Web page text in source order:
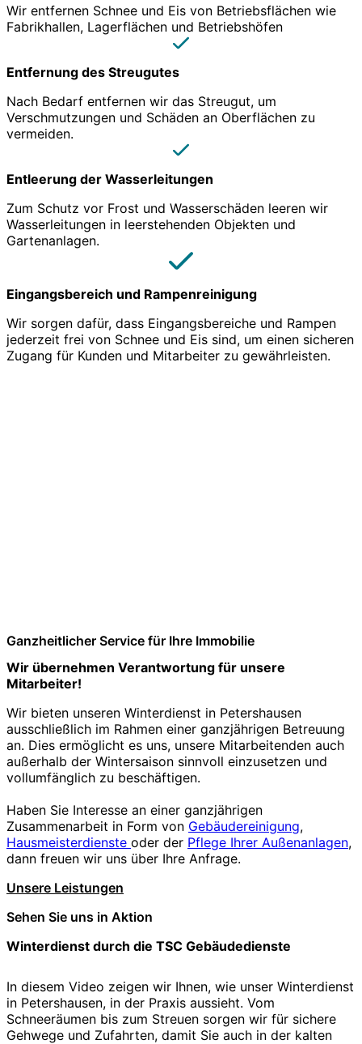
Wir entfernen Schnee und Eis von Betriebsflächen wie
Fabrikhallen, Lagerflächen und Betriebshöfen
Entfernung des Streugutes
Nach Bedarf entfernen wir das Streugut, um
Verschmutzungen und Schäden an Oberflächen zu
vermeiden.
Entleerung der Wasserleitungen
Zum Schutz vor Frost und Wasserschäden leeren wir
Wasserleitungen in leerstehenden Objekten und
Gartenanlagen.
Eingangsbereich und Rampenreinigung
Wir sorgen dafür, dass Eingangsbereiche und Rampen
jederzeit frei von Schnee und Eis sind, um einen sicheren
Zugang für Kunden und Mitarbeiter zu gewährleisten.
Ganzheitlicher Service für Ihre Immobilie
Wir übernehmen Verantwortung für unsere
Mitarbeiter!
Wir bieten unseren Winterdienst in Petershausen
ausschließlich im Rahmen einer ganzjährigen Betreuung
an. Dies ermöglicht es uns, unsere Mitarbeitenden auch
außerhalb der Wintersaison sinnvoll einzusetzen und
vollumfänglich zu beschäftigen.
Haben Sie Interesse an einer ganzjährigen
Zusammenarbeit in Form von Gebäudereinigung,
Hausmeisterdienste oder der Pflege Ihrer Außenanlagen,
dann freuen wir uns über Ihre Anfrage.
Unsere Leistungen
Sehen Sie uns in Aktion
Winterdienst durch die TSC Gebäudedienste
In diesem Video zeigen wir Ihnen, wie unser Winterdienst
in Petershausen, in der Praxis aussieht. Vom
Schneeräumen bis zum Streuen sorgen wir für sichere
Gehwege und Zufahrten, damit Sie auch in der kalten